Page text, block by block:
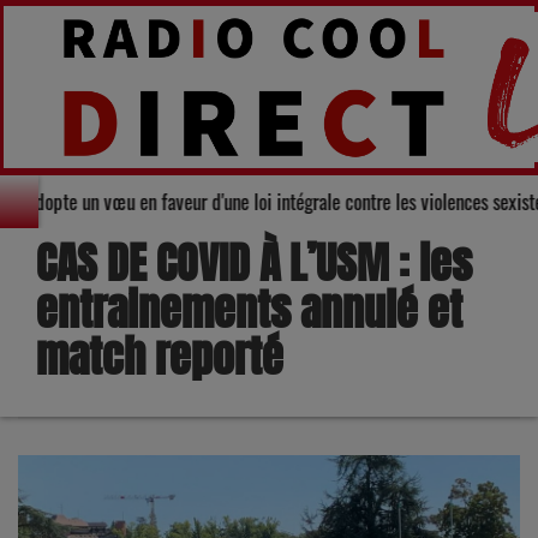
adopte un vœu en faveur d'une loi intégrale contre les violences
CAS DE COVID À L’USM : les
entrainements annulé et
match reporté